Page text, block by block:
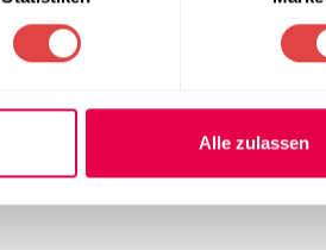
Alle zulassen